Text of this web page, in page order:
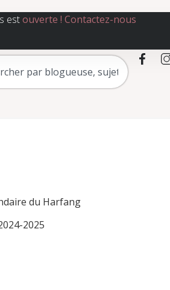
estouverte ! Contactez-nous
du Harfang
2025